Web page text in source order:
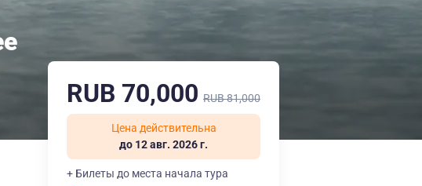
RUB 70,000 RUB 81,000
Цена действительна
до 12 авг. 2026 г.
+ Билеты до места начала тура